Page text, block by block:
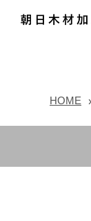
HOME